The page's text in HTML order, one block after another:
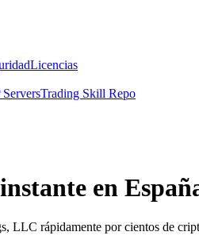
Licencias
Trading Skill Repo
en
LLC rápidamente por cientos de